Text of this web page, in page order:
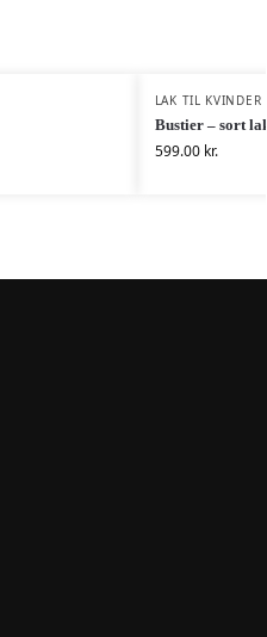
LAK TIL KVINDER
Bustier – sort
599.00 kr.